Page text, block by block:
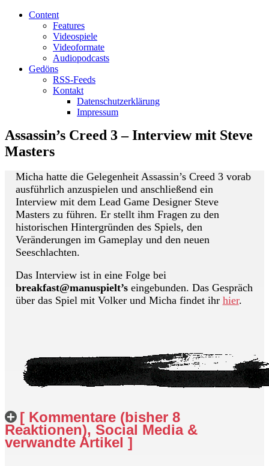
Content
Features
Videospiele
Videoformate
Audiopodcasts
Gedöns
RSS-Feeds
Kontakt
Datenschutzerklärung
Impressum
Assassin’s Creed 3 – Interview mit Steve
Masters
Micha hatte die Gelegenheit Assassin’s Creed 3 vorab
ausführlich anzuspielen und anschließend ein
Interview mit dem Lead Game Designer Steve
Masters zu führen. Er stellt ihm Fragen zu den
historischen Hintergründen des Spiels, den
Veränderungen im Gameplay und den neuen
Seeschlachten.
Das Interview ist in eine Folge bei
breakfast@manuspielt’seingebunden. Das Gespräch
über das Spiel mit Volker und Micha findet ihr hier.
[ Kommentare (bisher 8
Reaktionen), Social Media &
verwandte Artikel ]